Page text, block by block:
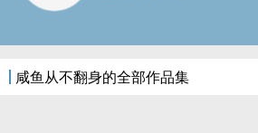
咸鱼从不翻身的全部作品集